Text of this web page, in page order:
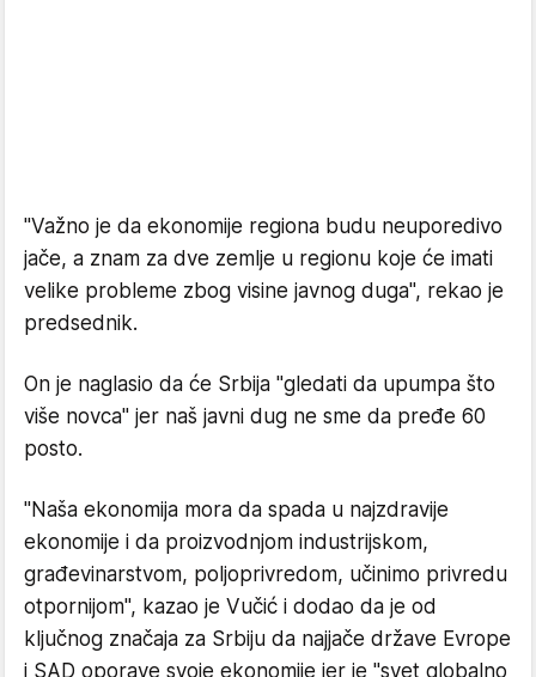
"Važno je da ekonomije regiona budu neuporedivo
jače, a znam za dve zemlje u regionu koje će imati
velike probleme zbog visine javnog duga", rekao je
predsednik.
On je naglasio da će Srbija "gledati da upumpa što
više novca" jer naš javni dug ne sme da pređe 60
posto.
"Naša ekonomija mora da spada u najzdravije
ekonomije i da proizvodnjom industrijskom,
građevinarstvom, poljoprivredom, učinimo privredu
otpornijom", kazao je Vučić i dodao da je od
ključnog značaja za Srbiju da najjače države Evrope
i SAD oporave svoje ekonomije jer je "svet globalno